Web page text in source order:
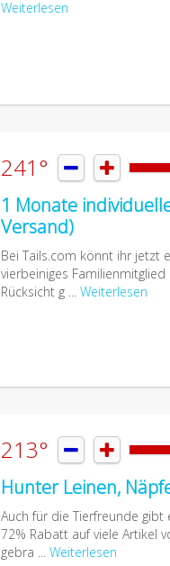
Weiterlesen
241°  
1 Monate
Versand)
Bei Tails.com könnt ihr jetzt
vierbeiniges
Rücksicht g ... Weiterlesen
213°  
Hunter Leinen,
Auch für die Tierfreunde
72% Rabatt auf viele Artikel
gebra ... Weiterlesen